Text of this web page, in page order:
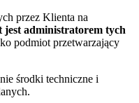
przez Klienta na
jest administratorem tych
podmiot przetwarzający
środki techniczne i